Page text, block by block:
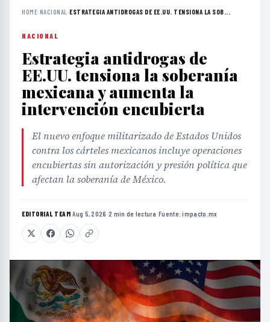
HOME›NACIONAL ›ESTRATEGIA ANTIDROGAS DE EE.UU. TENSIONA LA SOB...
NACIONAL
Estrategia antidrogas de
EE.UU. tensiona la soberanía
mexicana y aumenta la
intervención encubierta
El nuevo enfoque militarizado de Estados Unidos
contra los cárteles mexicanos incluye operaciones
encubiertas sin autorización y presión política que
afectan la soberanía de México.
EDITORIAL TEAM·Aug 5, 2026 ·2 min de lectura ·Fuente:impacto.mx